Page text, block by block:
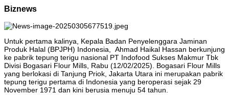
Biznews
Untuk pertama kalinya, Kepala Badan Penyelenggara Jaminan
Produk Halal (BPJPH) Indonesia, Ahmad Haikal Hassan berkunjung
ke pabrik tepung terigu nasional PT Indofood Sukses Makmur Tbk
Divisi Bogasari Flour Mills, Rabu (12/02/2025). Bogasari Flour Mills
yang berlokasi di Tanjung Priok, Jakarta Utara ini merupakan pabrik
tepung terigu pertama di Indonesia yang beroperasi sejak 29
November 1971 dan kini berusia menuju 54 tahun.